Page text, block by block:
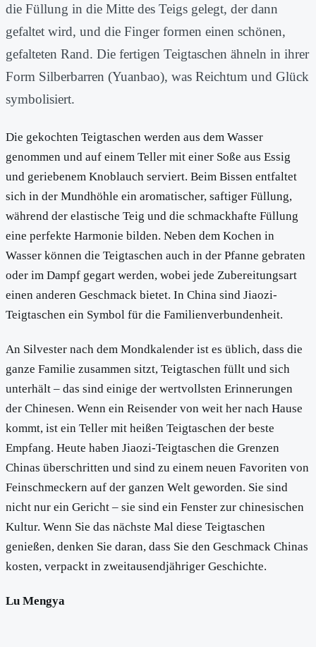
die Füllung in die Mitte des Teigs gelegt, der dann
gefaltet wird, und die Finger formen einen schönen,
gefalteten Rand. Die fertigen Teigtaschen ähneln in ihrer
Form Silberbarren (Yuanbao), was Reichtum und Glück
symbolisiert.
Die gekochten Teigtaschen werden aus dem Wasser
genommen und auf einem Teller mit einer Soße aus Essig
und geriebenem Knoblauch serviert. Beim Bissen entfaltet
sich in der Mundhöhle ein aromatischer, saftiger Füllung,
während der elastische Teig und die schmackhafte Füllung
eine perfekte Harmonie bilden. Neben dem Kochen in
Wasser können die Teigtaschen auch in der Pfanne gebraten
oder im Dampf gegart werden, wobei jede Zubereitungsart
einen anderen Geschmack bietet. In China sind Jiaozi-
Teigtaschen ein Symbol für die Familienverbundenheit.
An Silvester nach dem Mondkalender ist es üblich, dass die
ganze Familie zusammen sitzt, Teigtaschen füllt und sich
unterhält – das sind einige der wertvollsten Erinnerungen
der Chinesen. Wenn ein Reisender von weit her nach Hause
kommt, ist ein Teller mit heißen Teigtaschen der beste
Empfang. Heute haben Jiaozi-Teigtaschen die Grenzen
Chinas überschritten und sind zu einem neuen Favoriten von
Feinschmeckern auf der ganzen Welt geworden. Sie sind
nicht nur ein Gericht – sie sind ein Fenster zur chinesischen
Kultur. Wenn Sie das nächste Mal diese Teigtaschen
genießen, denken Sie daran, dass Sie den Geschmack Chinas
kosten, verpackt in zweitausendjähriger Geschichte.
Lu Mengya